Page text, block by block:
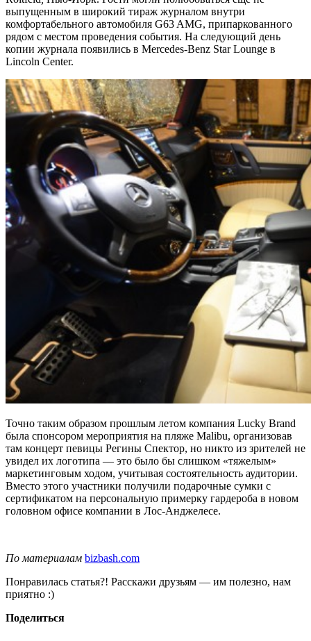
выпущенным в широкий тираж журналом внутри
комфортабельного автомобиля G63 AMG, припаркованного
рядом с местом проведения события. На следующий день
копии журнала появились в Mercedes-Benz Star Lounge в
Lincoln Center.
Точно таким образом прошлым летом компания Lucky Brand
была спонсором мероприятия на пляже Malibu, организовав
там концерт певицы Регины Спектор, но никто из зрителей не
увидел их логотипа — это было бы слишком «тяжелым»
маркетинговым ходом, учитывая состоятельность аудитории.
Вместо этого участники получили подарочные сумки с
сертификатом на персональную примерку гардероба в новом
головном офисе компании в Лос-Анджелесе.
По материалам bizbash.com
Понравилась статья?! Расскажи друзьям — им полезно, нам
приятно :)
Поделиться